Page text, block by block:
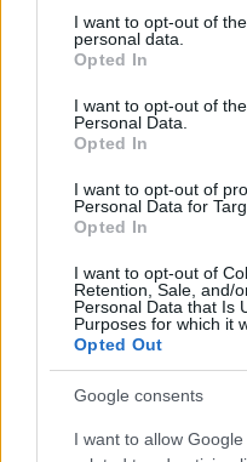
I want to opt-out of
personal data.
Opted In
I want to opt-out of
Personal Data.
Opted In
I want to opt-out of
Personal Data for
Opted In
I want to opt-out of
Retention, Sale, and/
Personal Data that Is
Purposes for which it
Opted Out
Google consents
I want to allow
perché possono
misteriosamente
E Forza Ilaria, che
sogno in fondo al
che Berlusconi
suoi panfili a fini di
diverso?L’ipocrisia
barca, ma in barca ci
cavano gli occhi e si